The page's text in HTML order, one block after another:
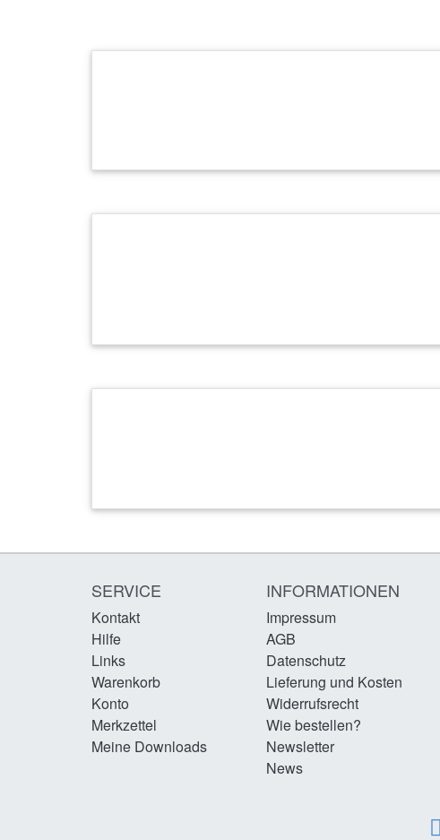
SERVICE
Kontakt
Hilfe
Links
Warenkorb
Konto
Merkzettel
Meine Downloads
INFORMATIONEN
Impressum
AGB
Datenschutz
Lieferung und Kosten
Widerrufsrecht
Wie bestellen?
Newsletter
News